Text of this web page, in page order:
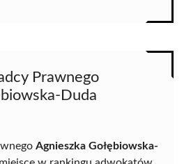
Prawnego
Duda
Agnieszka Gołębiowska-